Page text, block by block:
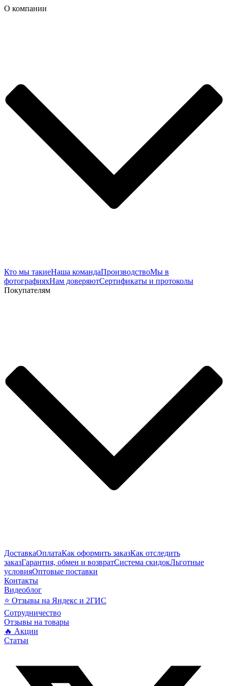
О компании
Кто мы такиеНаша командаПроизводствоМы в
фотографияхНам доверяютСертификаты и протоколы
Покупателям
ДоставкаОплатаКак оформить заказКак отследить
заказГарантия, обмен и возвратСистема скидокЛьготные
условияОптовые поставки
Контакты
Видеоблог
⭐ Отзывы на Яндекс и 2ГИС
Сотрудничество
Отзывы на товары
🔥 Акции
Статьи